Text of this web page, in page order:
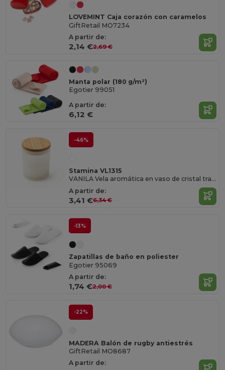
LOVEMINT Caja corazón con caramelos
GiftRetail MO7234
A partir de:
2,14 €2,69 €
Manta polar (180 g/m²)
Egotier 99051
A partir de:
6,12 €
-46%
Stamina VL1315
VANILA Vela aromática en vaso de cristal translucido con tapa de bambú
A partir de:
3,41 €6,34 €
-13%
Zapatillas de baño en poliester
Egotier 95069
A partir de:
1,74 €2,00 €
-22%
MADERA Balón de rugby antiestrés
GiftRetail MO8687
A partir de: